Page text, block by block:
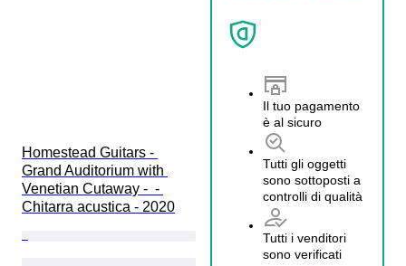
Il tuo pagamento
è al sicuro
Tutti gli oggetti
sono sottoposti a
controlli di qualità
Tutti i venditori
sono verificati
Homestead Guitars -
Grand Auditorium with
Venetian Cutaway -  -
Chitarra acustica - 2020